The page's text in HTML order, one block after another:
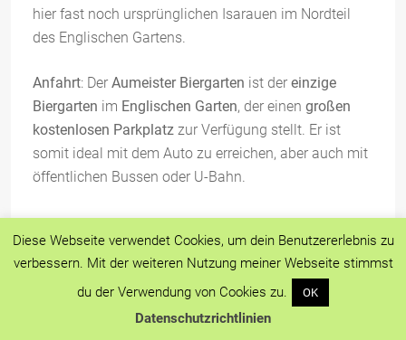
hier fast noch ursprünglichen Isarauen im Nordteil
des Englischen Gartens.
Anfahrt: Der Aumeister Biergarten ist der einzige
Biergarten im Englischen Garten, der einen großen
kostenlosen Parkplatz zur Verfügung stellt. Er ist
somit ideal mit dem Auto zu erreichen, aber auch mit
öffentlichen Bussen oder U-Bahn.
Der Tivoli Pavillon – Kiosk mit
kleinem Biergarten
Diese Webseite verwendet Cookies, um dein Benutzererlebnis zu
verbessern. Mit der weiteren Nutzung meiner Webseite stimmst
du der Verwendung von Cookies zu.
OK
Datenschutzrichtlinien